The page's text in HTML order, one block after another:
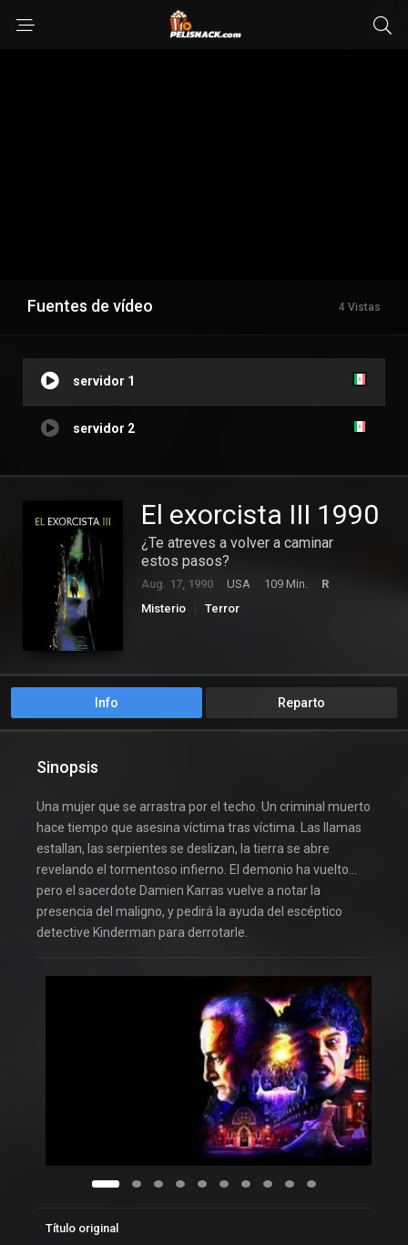
Fuentes de vídeo 4 Vistas
servidor 1
servidor 2
El exorcista III 1990
¿Te atreves a volver a caminar
estos pasos?
Aug. 17, 1990 USA 109 Min.
R
Misterio
Terror
Info Reparto
Sinopsis
Una mujer que se arrastra por el techo. Un criminal muerto
hace tiempo que asesina víctima tras víctima. Las llamas
estallan, las serpientes se deslizan, la tierra se abre
revelando el tormentoso infierno. El demonio ha vuelto…
pero el sacerdote Damien Karras vuelve a notar la
presencia del maligno, y pedirá la ayuda del escéptico
detective Kinderman para derrotarle.
Título original